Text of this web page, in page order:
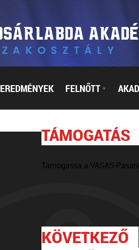
EREDMÉNYEK FELNŐTT ▼
TÁMOGATÁS
Támogassa a VASAS-
KÖVETKEZŐ